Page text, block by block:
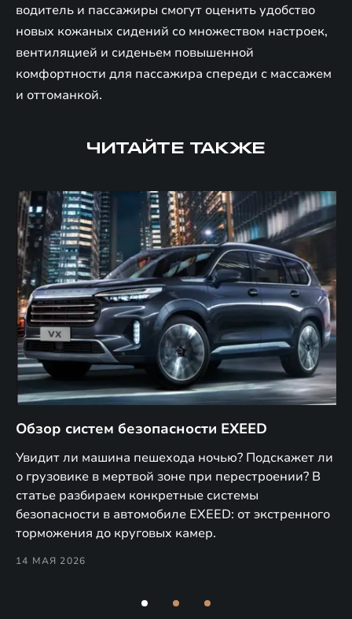
водитель и пассажиры смогут оценить удобство
новых кожаных сидений со множеством настроек,
вентиляцией и сиденьем повышенной
комфортности для пассажира спереди с массажем
и оттоманкой.
ЧИТАЙТЕ ТАКЖЕ
Обзор систем безопасности EXEED
Увидит ли машина пешехода ночью? Подскажет ли
о грузовике в мертвой зоне при перестроении? В
статье разбираем конкретные системы
безопасности в автомобиле EXEED: от экстренного
торможения до круговых камер.
14 МАЯ 2026